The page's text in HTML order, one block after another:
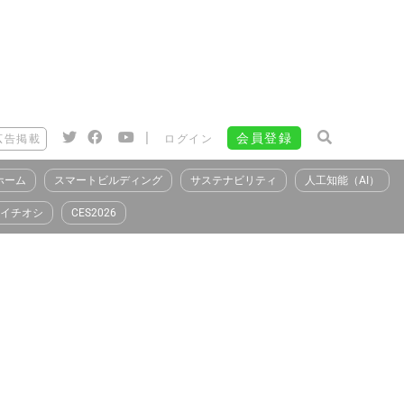
告掲載 | ログイン 会員登録
ーム スマートビルディング サステナビリティ 人工知能（AI）
イチオシ CES2026